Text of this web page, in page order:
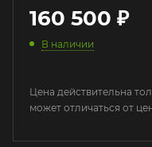
160 500 ₽
В наличии
Цена действительна
может отличаться от